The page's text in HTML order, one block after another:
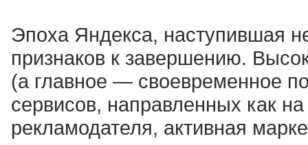
Эпоха Яндекса, наступившая
признаков к завершению.
(а главное — своевременное
сервисов, направленных как
рекламодателя, активная